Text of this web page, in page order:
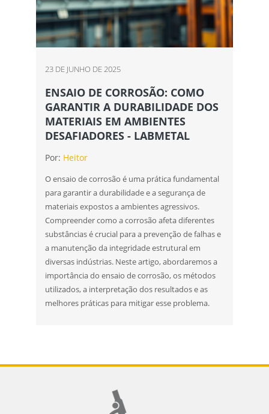
23 DE JUNHO DE 2025
ENSAIO DE CORROSÃO: COMO
GARANTIR A DURABILIDADE DOS
MATERIAIS EM AMBIENTES
DESAFIADORES - LABMETAL
Por: Heitor
O ensaio de corrosão é uma prática fundamental
para garantir a durabilidade e a segurança de
materiais expostos a ambientes agressivos.
Compreender como a corrosão afeta diferentes
substâncias é crucial para a prevenção de falhas e
a manutenção da integridade estrutural em
diversas indústrias. Neste artigo, abordaremos a
importância do ensaio de corrosão, os métodos
utilizados, a interpretação dos resultados e as
melhores práticas para mitigar esse problema.